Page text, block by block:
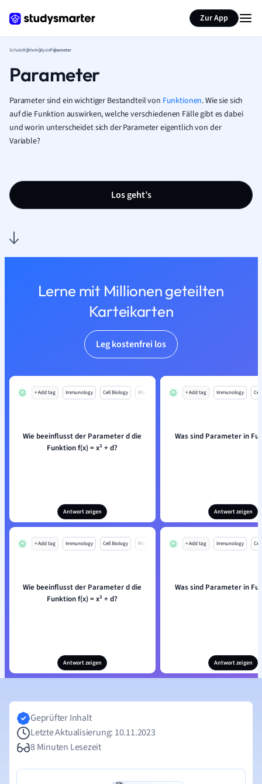
Zur App
SchuleMatheAnalysisParameter
Parameter
Parameter sind ein wichtiger Bestandteil von Funktionen. Wie sie sich
auf die Funktion auswirken, welche verschiedenen Fälle gibt es dabei
und worin unterscheidet sich der Parameter eigentlich von der
Variable?
Los geht’s
Lerne mit Millionen geteilten
Karteikarten
Leg kostenfrei los
+ Add tag Immunology Cell Biology Mo
Wie beeinflusst der Parameter d die
Funktion f(x) = x² + d?
Antwort zeigen
+ Add tag Immunology
Was sind Parameter in
Antwort zeigen
+ Add tag Immunology Cell Biology Mo
Wie beeinflusst der Parameter d die
Funktion f(x) = x² + d?
Antwort zeigen
+ Add tag Immunology
Was sind Parameter in
Antwort zeigen
Seite zusammenfassen
Geprüfter Inhalt
Letzte Aktualisierung: 10.11.2023
8 Minuten Lesezeit